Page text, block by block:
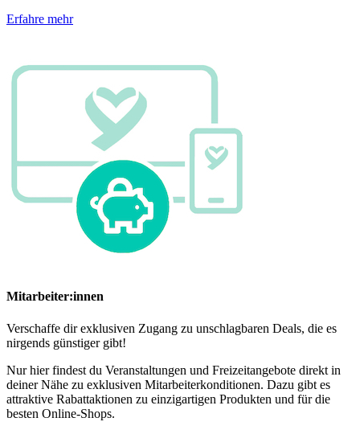
Erfahre mehr
Mitarbeiter:innen
Verschaffe dir exklusiven Zugang zu unschlagbaren Deals, die es
nirgends günstiger gibt!
Nur hier findest du Veranstaltungen und Freizeitangebote direkt in
deiner Nähe zu exklusiven Mitarbeiterkonditionen. Dazu gibt es
attraktive Rabattaktionen zu einzigartigen Produkten und für die
besten Online-Shops.